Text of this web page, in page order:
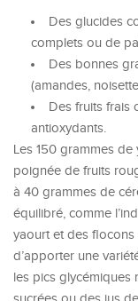
Des glucides
complets ou de
Des bonnes
(amandes,
Des fruits frais
antioxydants.
Les 150 grammes
poignée de fruits
à 40 grammes de
équilibré, comme
yaourt et des flocons
d’apporter une
les pics glycémiques